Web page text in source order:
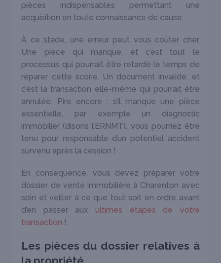
pièces indispensables permettant une
acquisition en toute connaissance de cause.
À ce stade, une erreur peut vous coûter cher.
Une pièce qui manque, et c’est tout le
processus qui pourrait être retardé le temps de
réparer cette scorie. Un document invalide, et
c’est la transaction elle-même qui pourrait être
annulée. Pire encore : s’il manque une pièce
essentielle, par exemple un diagnostic
immobilier (disons l’ERNMT), vous pourriez être
tenu pour responsable d’un potentiel accident
survenu après la cession !
En conséquence, vous devez préparer votre
dossier de vente immobilière à Charenton avec
soin et veiller à ce que tout soit en ordre avant
d’en passer aux ultimes étapes de votre
transaction !
Les pièces du dossier relatives à